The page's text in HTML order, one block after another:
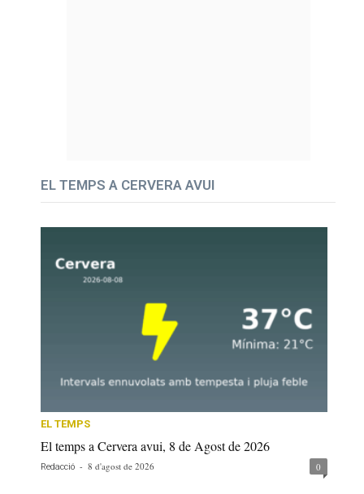
EL TEMPS A CERVERA AVUI
EL TEMPS
El temps a Cervera avui, 8 de Agost de 2026
Redacció - 8 d'agost de 2026 0